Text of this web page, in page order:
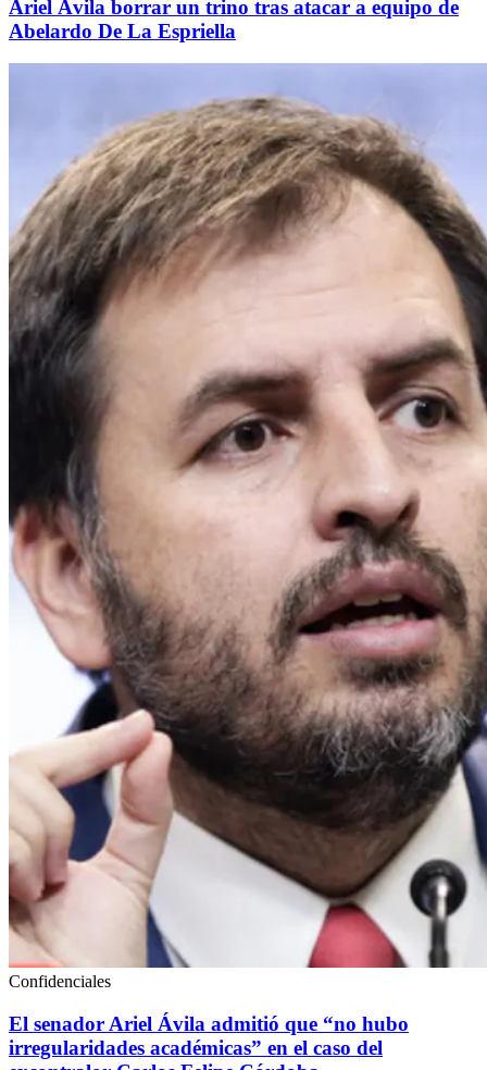
Ariel Ávila borrar un trino tras atacar a equipo de
Abelardo De La Espriella
Confidenciales
El senador Ariel Ávila admitió que “no hubo
irregularidades académicas” en el caso del